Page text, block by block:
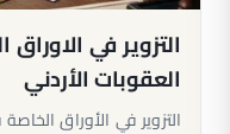
التزوير في
العقوبات الأردني
التزوير في الأوراق